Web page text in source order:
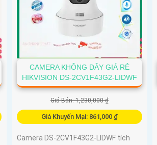
CAMERA KHÔNG DÂY GIÁ RẺ
HIKVISION DS-2CV1F43G2-LIDWF
Giá Bán: 1,230,000 ₫
Giá Khuyến Mại: 861,000 ₫
Camera DS-2CV1F43G2-LIDWF tích